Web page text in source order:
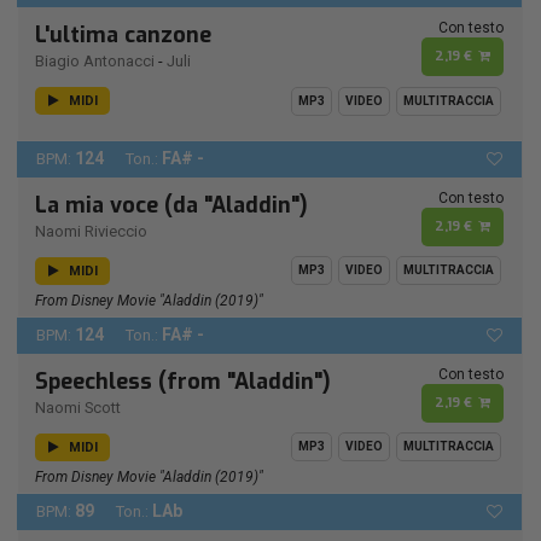
L'ultima canzone
Biagio Antonacci - Juli
Con testo
2,19 €
MIDI MP3 VIDEO MULTITRACCIA
BPM: 124 Ton.: FA# -
La mia voce (da "Aladdin")
Naomi Rivieccio
Con testo
2,19 €
MIDI MP3 VIDEO MULTITRACCIA
From Disney Movie "Aladdin (2019)"
BPM: 124 Ton.: FA# -
Speechless (from "Aladdin")
Naomi Scott
Con testo
2,19 €
MIDI MP3 VIDEO MULTITRACCIA
From Disney Movie "Aladdin (2019)"
BPM: 89 Ton.: LAb